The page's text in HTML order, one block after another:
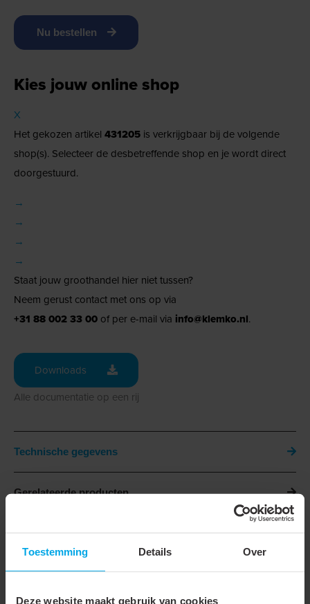
Toestemming Details Over
Deze website maakt gebruik van cookies
Nu bestellen
Kies jouw online shop
X
Het gekozen artikel 431205 is verkrijgbaar bij de volgende
shop(s). Selecteer de desbetreffende shop en je wordt direct
doorgestuurd.
→
→
→
→
Staat jouw groothandel hier niet tussen?
Neem gerust contact met ons op via
+31 88 002 33 00 of per e-mail via info@klemko.nl.
Downloads
Alle documentatie op een rij
Technische gegevens
Gerelateerde producten
Downloads
Technische gegevens